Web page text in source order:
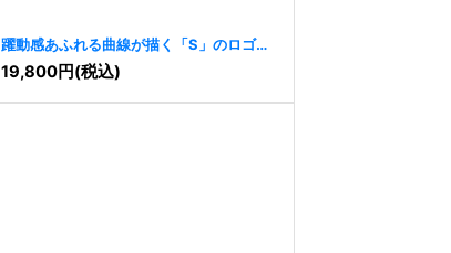
躍動感あふれる曲線が描く「S」のロゴ
[11452]
19,800円(税込)